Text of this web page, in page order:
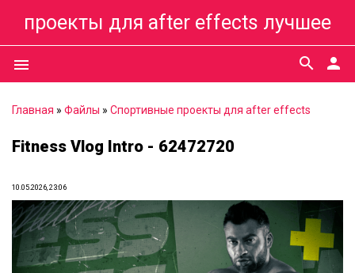
проекты для after effects лучшее
menu person
search
Главная » Файлы » Спортивные проекты для after effects
Fitness Vlog Intro - 62472720
10.05.2026, 23:06